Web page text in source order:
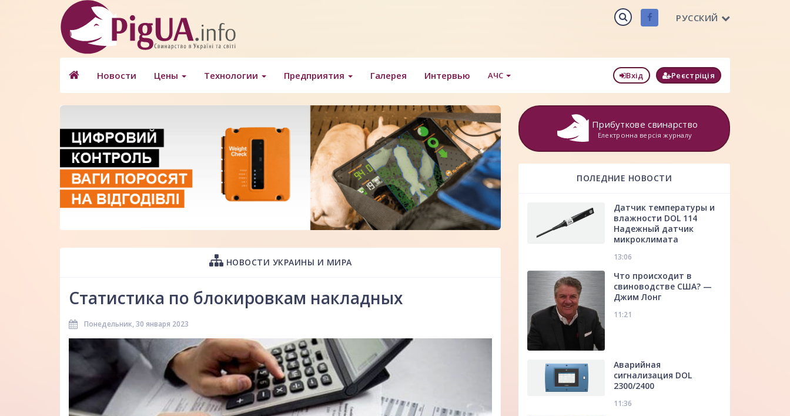
РУССКИЙ
Новости Цены Технологии Предприятия Галерея Интервью АЧС Вхід Реєстріція
НОВОСТИ УКРАИНЫ И МИРА
Статистика по блокировкам накладных
Понедельник, 30 января 2023
Прибуткове свинарство
Електронна версія журналу
ПОЛЕДНИЕ НОВОСТИ
Датчик температуры и
влажности DOL 114
Надежный датчик
микроклимата
13:06
Что происходит в
свиноводстве США? —
Джим Лонг
11:21
Аварийная
сигнализация DOL
2300/2400
11:36